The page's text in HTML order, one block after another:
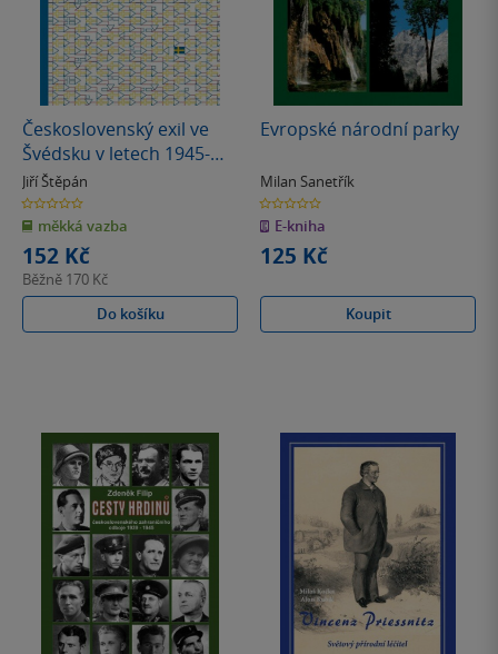
Československý exil ve
Švédsku v letech 1945-
1989
Jiří Štěpán
0.0
z
5
hvězdiček
měkká vazba
152 Kč
Běžně 170 Kč
Do košíku
Evropské národní parky
Milan Sanetřík
0.0
z
5
hvězdiček
E-kniha
125 Kč
Koupit